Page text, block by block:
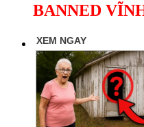
BANNED